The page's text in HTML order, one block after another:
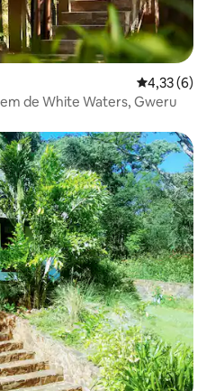
4,33 de
4,33 (6)
de White Waters, Gweru